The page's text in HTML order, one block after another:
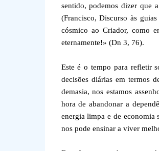
sentido, podemos dizer que
(Francisco, Discurso às
cósmico ao Criador, como
eternamente!» (Dn 3, 76).
Este é o tempo para refletir
decisões diárias em termos
demasia, nos estamos
hora de abandonar a
energia limpa e de economia
nos pode ensinar a viver